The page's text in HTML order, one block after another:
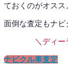
ておくのがオスス
面倒な査定もナビ
＼ディー
ナビクル車査定